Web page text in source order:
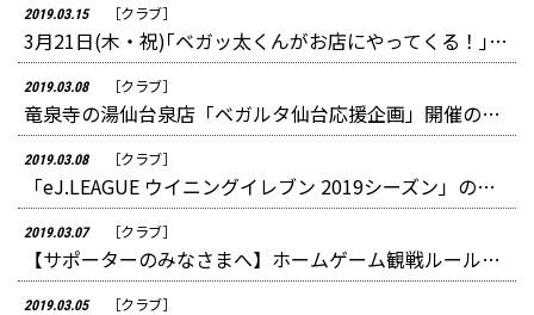
2019.03.15 ［クラブ］
3月21日(木・祝)｢ベガッ太くんがお店にやってくる！｣(やまや泉野村店)イベント開催のお知らせ
2019.03.08 ［クラブ］
竜泉寺の湯仙台泉店「ベガルタ仙台応援企画」開催のお知らせ
2019.03.08 ［クラブ］
「eJ.LEAGUE ウイニングイレブン 2019シーズン」のエントリースタート！クラブの優勝を目指して、ぜひご参加ください
2019.03.07 ［クラブ］
【サポーターのみなさまへ】ホームゲーム観戦ルールについて
2019.03.05 ［クラブ］